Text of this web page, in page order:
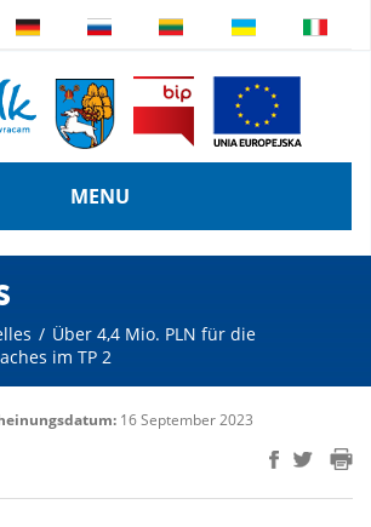
MENU
/ Über 4,4 Mio. PLN für die
im TP 2
16 September 2023